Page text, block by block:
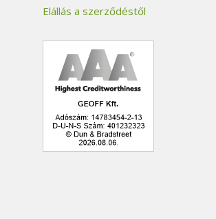
Elállás a szerződéstől